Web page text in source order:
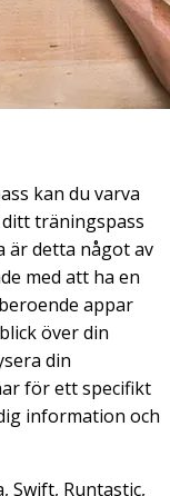
kan du varva
träningspass
är detta något av
med att ha en
appar
över din
din
för ett specifikt
information och
Swift, Runtastic,